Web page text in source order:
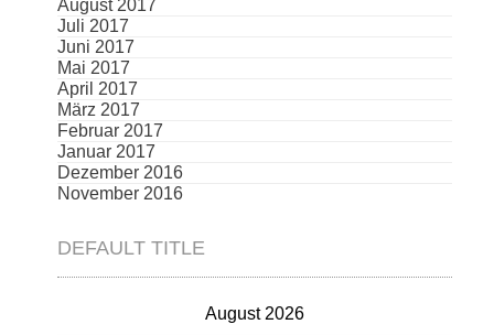
August 2017
Juli 2017
Juni 2017
Mai 2017
April 2017
März 2017
Februar 2017
Januar 2017
Dezember 2016
November 2016
DEFAULT TITLE
August 2026